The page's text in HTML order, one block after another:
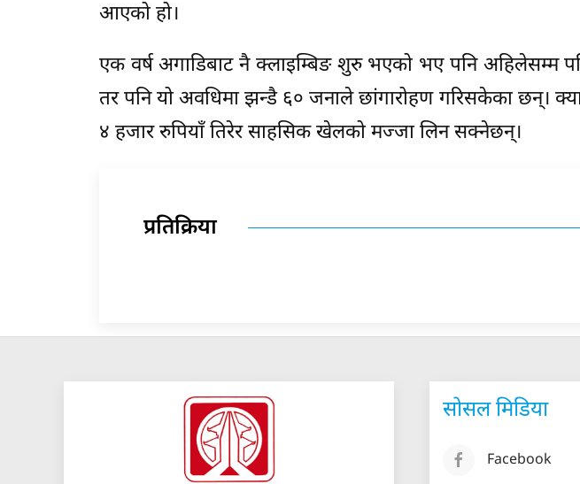
आएको हो।
एक वर्ष अगाडिबाट नै क्लाइम्बिङ शुरु भएको भए पनि अहिलेसम्म
तर पनि यो अवधिमा झन्डै ६० जनाले छांगारोहण गरिसकेका छन्।
४ हजार रुपियाँ तिरेर साहसिक खेलको मज्जा लिन सक्नेछन्।
प्रतिक्रिया
सोसल मिडिया
Facebook